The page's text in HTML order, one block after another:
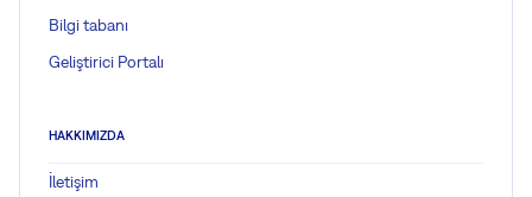
Bilgi tabanı
Geliştirici Portalı
HAKKIMIZDA
İletişim